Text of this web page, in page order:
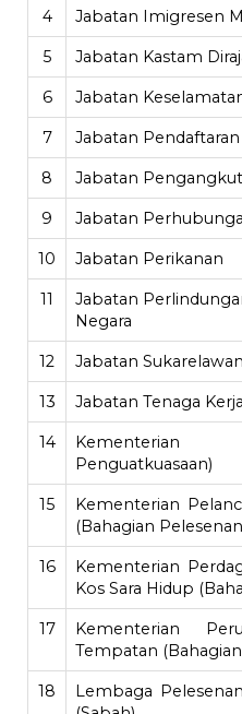
4 Jabatan Imigresen
5 Jabatan Kastam
6 Jabatan
7 Jabatan Pendaftaran
8 Jabatan
9 Jabatan
10 Jabatan Perikanan
11
Jabatan
Negara
12 Jabatan
13 Jabatan Tenaga Kerja
14
Kementerian
Penguatkuasaan)
15
Kementerian
(Bahagian
16
Kementerian
Kos Sara Hidup
17
Kementerian
Tempatan
18
Lembaga